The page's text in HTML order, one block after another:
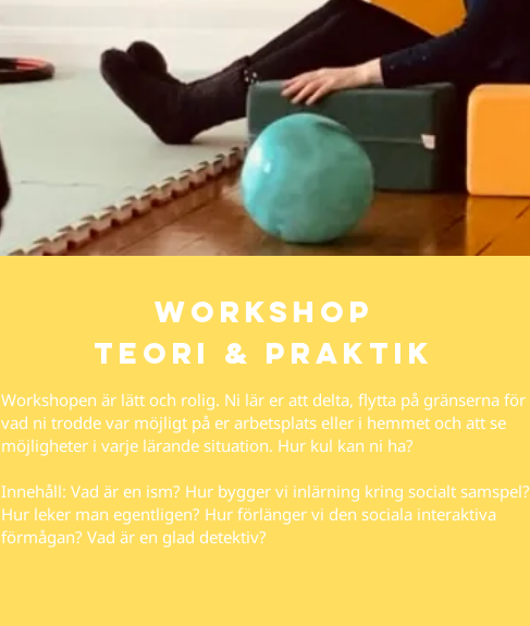
workshop
teori & praktik
Workshopen är lätt och rolig. Ni lär er att delta, flytta på gränserna för
vad ni trodde var möjligt på er arbetsplats eller i hemmet och att se
möjligheter i varje lärande situation. Hur kul kan ni ha?
Innehåll: Vad är en ism? Hur bygger vi inlärning kring socialt samspel?
Hur leker man egentligen? Hur förlänger vi den sociala interaktiva
förmågan? Vad är en glad detektiv?